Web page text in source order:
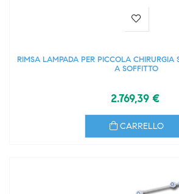
RIMSA LAMPADA PER PICCOLA CHIRURGIA
A SOFFITTO
2.769,39 €
CARRELLO